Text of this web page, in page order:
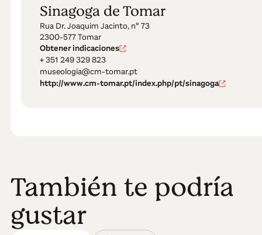
Sinagoga de Tomar
Rua Dr. Joaquim Jacinto, nº 73
2300-577 Tomar
Obtener indicaciones
+ 351 249 329 823
museologia@cm-tomar.pt
http://www.cm-tomar.pt/index.php/pt/sinagoga
También te podría
gustar